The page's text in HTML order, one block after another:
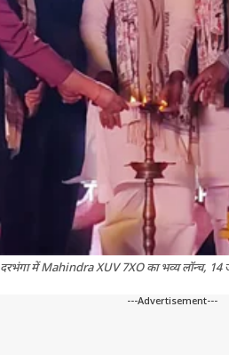
दरभंगा में Mahindra XUV 7XO का भव्य लॉन्च, 14
---Advertisement---